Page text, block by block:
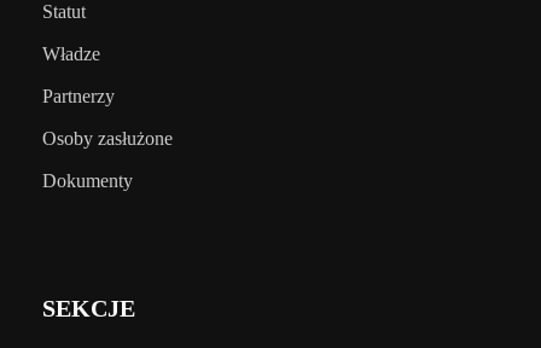
Statut
Władze
Partnerzy
Osoby zasłużone
Dokumenty
SEKCJE